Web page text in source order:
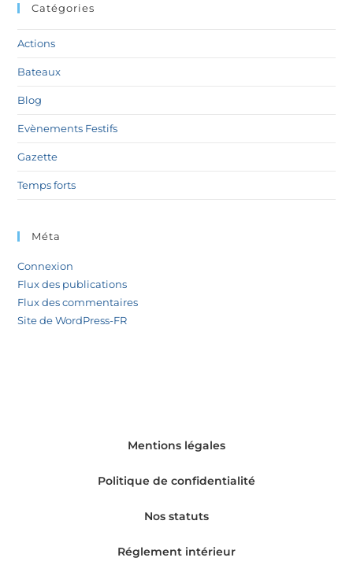
Catégories
Actions
Bateaux
Blog
Evènements Festifs
Gazette
Temps forts
Méta
Connexion
Flux des publications
Flux des commentaires
Site de WordPress-FR
Mentions légales
Politique de confidentialité
Nos statuts
Réglement intérieur